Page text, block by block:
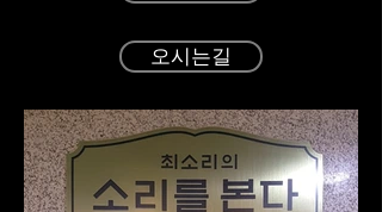
오시는길